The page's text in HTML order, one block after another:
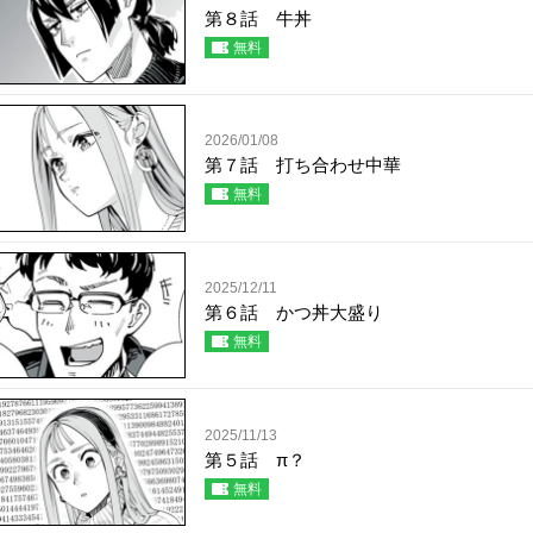
第８話 牛丼
無料
2026/01/08
第７話 打ち合わせ中華
無料
2025/12/11
第６話 かつ丼大盛り
無料
2025/11/13
第５話 π？
無料